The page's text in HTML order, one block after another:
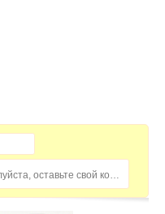
Домохозяйка, пожалуйста, оставьте свой комментарий...